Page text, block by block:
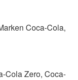
Coca-Cola,
Cola Zero, Coca-